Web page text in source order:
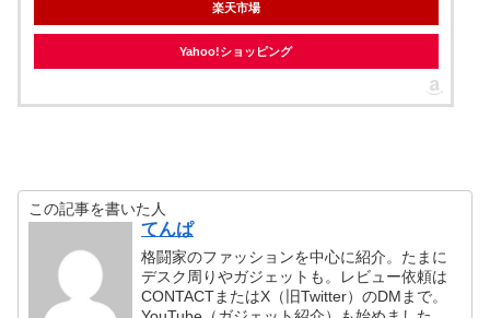
楽天市場
Yahoo!ショッピング
この記事を書いた人
てんぱ
格闘家のファッションを中心に紹介。たまに
デスク周りやガジェットも。レビュー依頼は
CONTACTまたはX（旧Twitter）のDMまで。